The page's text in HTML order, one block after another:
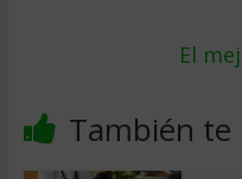
El
También